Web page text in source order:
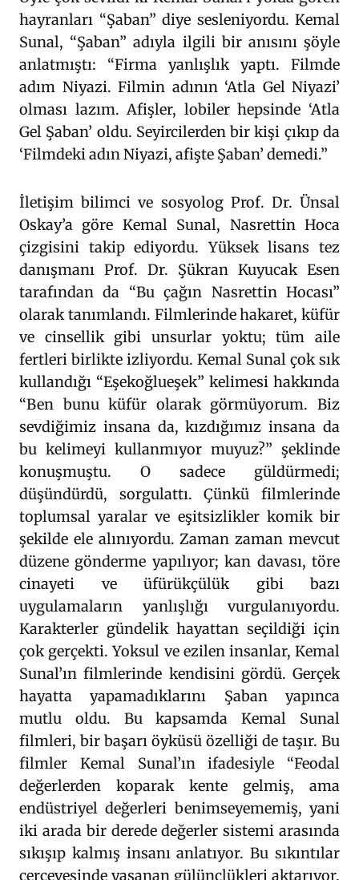
hayranları “Şaban” diye sesleniyordu. Kemal
Sunal, “Şaban” adıyla ilgili bir anısını şöyle
anlatmıştı: “Firma yanlışlık yaptı. Filmde
adım Niyazi. Filmin adının ‘Atla Gel Niyazi’
olması lazım. Afişler, lobiler hepsinde ‘Atla
Gel Şaban’ oldu. Seyircilerden bir kişi çıkıp da
‘Filmdeki adın Niyazi, afişte Şaban’ demedi.”
İletişim bilimci ve sosyolog Prof. Dr. Ünsal
Oskay’a göre Kemal Sunal, Nasrettin Hoca
çizgisini takip ediyordu. Yüksek lisans tez
danışmanı Prof. Dr. Şükran Kuyucak Esen
tarafından da “Bu çağın Nasrettin Hocası”
olarak tanımlandı. Filmlerinde hakaret, küfür
ve cinsellik gibi unsurlar yoktu; tüm aile
fertleri birlikte izliyordu. Kemal Sunal çok sık
kullandığı “Eşekoğlueşek” kelimesi hakkında
“Ben bunu küfür olarak görmüyorum. Biz
sevdiğimiz insana da, kızdığımız insana da
bu kelimeyi kullanmıyor muyuz?” şeklinde
konuşmuştu. O sadece güldürmedi;
düşündürdü, sorgulattı. Çünkü filmlerinde
toplumsal yaralar ve eşitsizlikler komik bir
şekilde ele alınıyordu. Zaman zaman mevcut
düzene gönderme yapılıyor; kan davası, töre
cinayeti ve üfürükçülük gibi bazı
uygulamaların yanlışlığı vurgulanıyordu.
Karakterler gündelik hayattan seçildiği için
çok gerçekti. Yoksul ve ezilen insanlar, Kemal
Sunal’ın filmlerinde kendisini gördü. Gerçek
hayatta yapamadıklarını Şaban yapınca
mutlu oldu. Bu kapsamda Kemal Sunal
filmleri, bir başarı öyküsü özelliği de taşır. Bu
filmler Kemal Sunal’ın ifadesiyle “Feodal
değerlerden koparak kente gelmiş, ama
endüstriyel değerleri benimseyememiş, yani
iki arada bir derede değerler sistemi arasında
sıkışıp kalmış insanı anlatıyor. Bu sıkıntılar
çerçevesinde yaşanan gülünçlükleri aktarıyor.